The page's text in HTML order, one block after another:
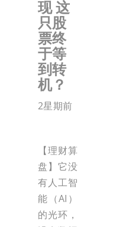
现 这
只股
票终
于等
到转
机？
2星期前
【理财算
盘】它没
有人工智
能（AI）
的光环，